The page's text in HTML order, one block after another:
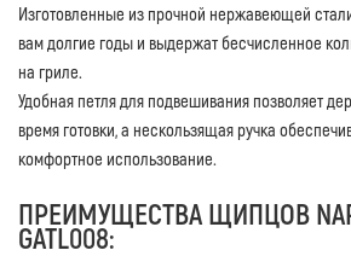
Изготовленные из прочной нержавеющей
вам долгие годы и выдержат бесчисленное
на гриле.
Удобная петля для подвешивания позволяет
время готовки, а нескользящая ручка
комфортное использование.
ПРЕИМУЩЕСТВА ЩИПЦОВ
GATL008: